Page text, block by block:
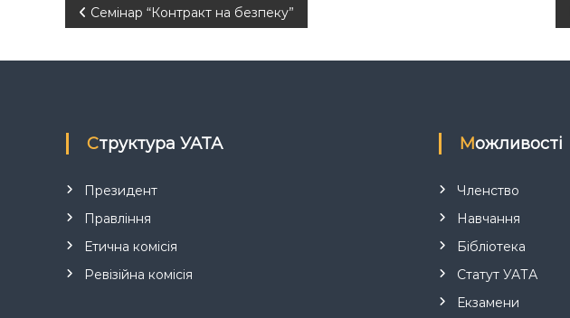
Н
а
і
г
а
ц
Семінар “Контракт на безпеку”
Структура УАТА
Президент
Правління
Етична комісія
Ревізійна комісія
Можливості
Членство
Навчання
Бібліотека
Статут УАТА
Екзамени